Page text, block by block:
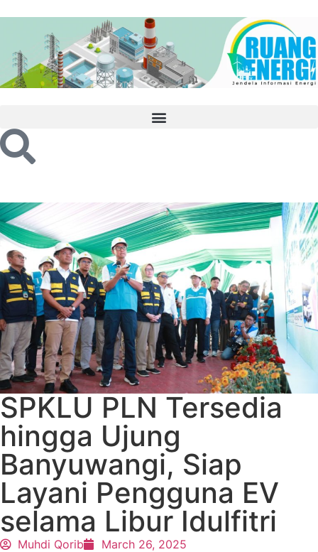
SPKLU PLN Tersedia
hingga Ujung
Banyuwangi, Siap
Layani Pengguna EV
selama Libur Idulfitri
Muhdi Qorib March 26, 2025